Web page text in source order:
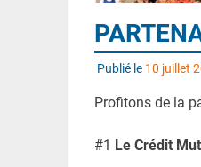
Publié le 10 juillet
Profitons de la
#1 Le Crédit